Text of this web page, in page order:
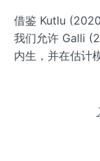
借鉴 Kutlu
我们允许 Galli
内生，并在估计